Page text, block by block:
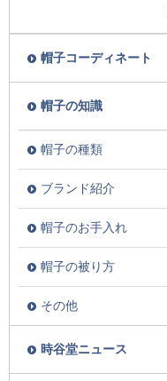
帽子コーディネート
帽子の知識
帽子の種類
ブランド紹介
帽子のお手入れ
帽子の被り方
その他
時谷堂ニュース